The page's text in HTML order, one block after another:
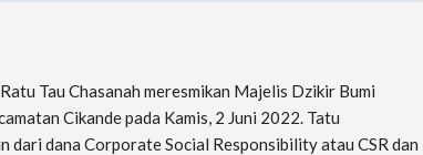
Tau Chasanah meresmikan Majelis Dzikir Bumi
Cikande pada Kamis, 2 Juni 2022. Tatu
dari dana Corporate Social Responsibility atau CSR dan